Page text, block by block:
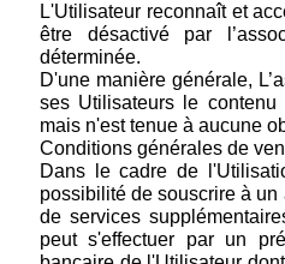
L'Utilisateur reconnaît et
être désactivé par
déterminée.
D'une manière générale,
ses Utilisateurs le
mais n'est tenue à aucune
Conditions générales de
Dans le cadre de
possibilité de souscrire à
de services
peut s'effectuer par un